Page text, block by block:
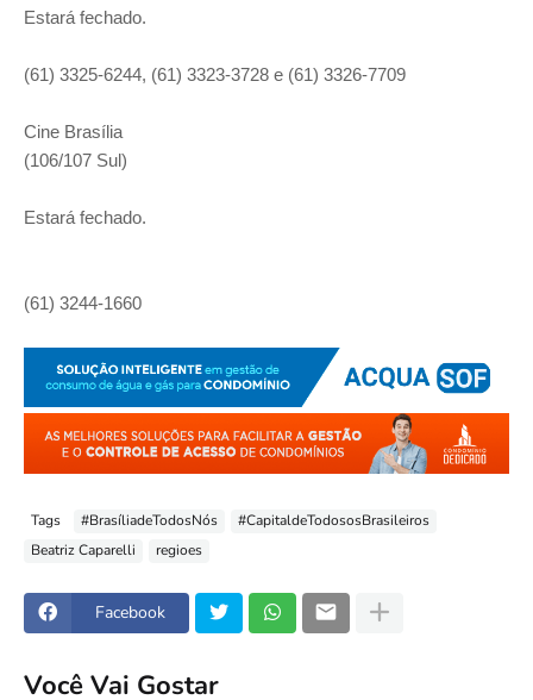
Estará fechado.
(61) 3325-6244, (61) 3323-3728 e (61) 3326-7709
Cine Brasília
(106/107 Sul)
Estará fechado.
(61) 3244-1660
Tags #BrasíliadeTodosNós
#CapitaldeTodososBrasileiros
Beatriz Caparelli
regioes
Facebook
Você Vai Gostar